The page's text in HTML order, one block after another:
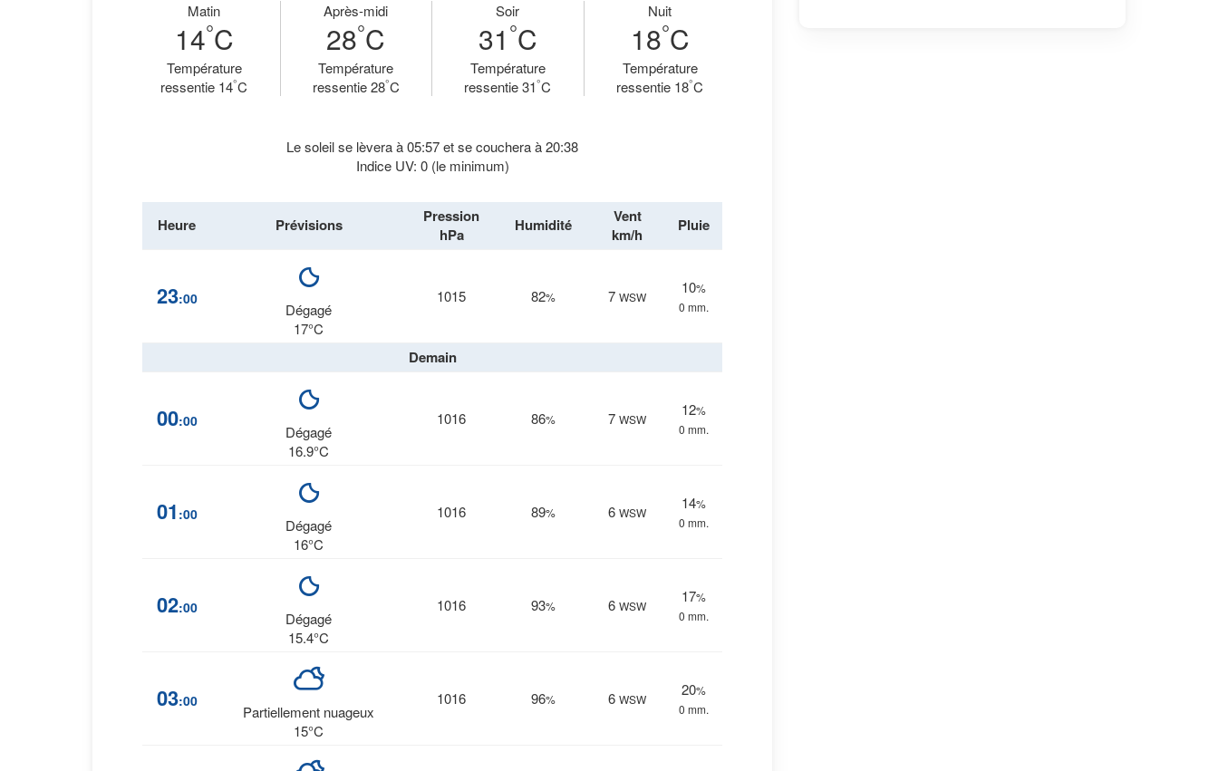
Matin
14°C
Température
ressentie 14°C
Après-midi
28°C
Température
ressentie 28°C
Soir
31 °C
Température
ressentie 31°C
Nuit
18°C
Température
ressentie 18°C
Le soleil se lèvera à 05:57 et se couchera à 20:38
Indice UV: 0 (le minimum)
Heure Prévisions
Pression
hPa
Humidité
Vent
km/h
Pluie
23:00
Dégagé
17°C
1015 82% 7 WSW
10%
0 mm.
Demain
00:00
Dégagé
16.9°C
1016 86% 7 WSW
12%
0 mm.
01 :00
Dégagé
16°C
1016 89% 6 WSW
14%
0 mm.
02:00
Dégagé
15.4°C
1016 93% 6 WSW
17%
0 mm.
03:00
Partiellement nuageux
15°C
1016 96% 6 WSW
20%
0 mm.